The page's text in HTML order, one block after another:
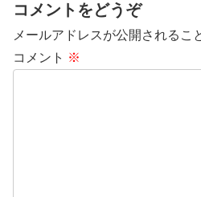
コメントをどうぞ
メールアドレスが公開されるこ
コメント ※